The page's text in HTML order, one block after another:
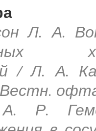
Л. А.
/ Л. А.
А. Р.